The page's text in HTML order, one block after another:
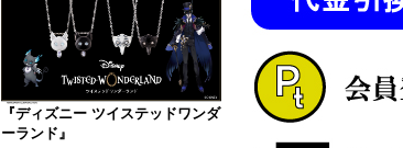
『ディズニー ツイステッドワンダ
ーランド』